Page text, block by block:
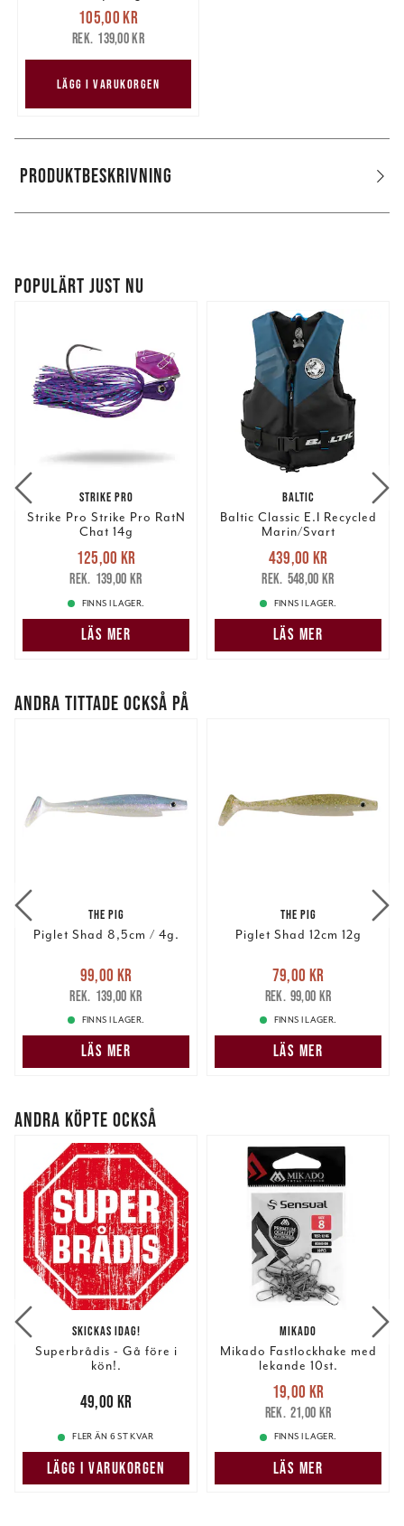
Nuvarande pris
105,00 krTidigare pris
139,00 kr
105,00 kr
139,00 kr
LÄGG I VARUKORGEN
PRODUKTBESKRIVNING
POPULÄRT JUST NU
STRIKE PRO
Strike Pro Strike Pro RatN
Chat 14g
Nuvarande pris
125,00 krTidigare pris
139,00 kr
125,00 kr
139,00 kr
FINNS I LAGER.
LÄS MER
BALTIC
Baltic Classic E.I Recycled
Marin/Svart
Nuvarande pris
439,00 krTidigare pris
548,00 kr
439,00 kr
548,00 kr
FINNS I LAGER.
LÄS MER
ANDRA TITTADE OCKSÅ PÅ
THE PIG
Piglet Shad 8,5cm / 4g.
Nuvarande pris
99,00 krTidigare pris
139,00 kr
99,00 kr
139,00 kr
FINNS I LAGER.
LÄS MER
THE PIG
Piglet Shad 12cm 12g
Nuvarande pris
79,00 krTidigare pris
99,00 kr
79,00 kr
99,00 kr
FINNS I LAGER.
LÄS MER
ANDRA KÖPTE OCKSÅ
SKICKAS IDAG!
Superbrådis - Gå före i
kön!.
49,00 kr
49,00 kr
FLER ÄN 6 ST KVAR
LÄGG I VARUKORGEN
MIKADO
Mikado Fastlockhake med
lekande 10st.
Nuvarande pris
19,00 krTidigare pris
21,00 kr
19,00 kr
21,00 kr
FINNS I LAGER.
LÄS MER